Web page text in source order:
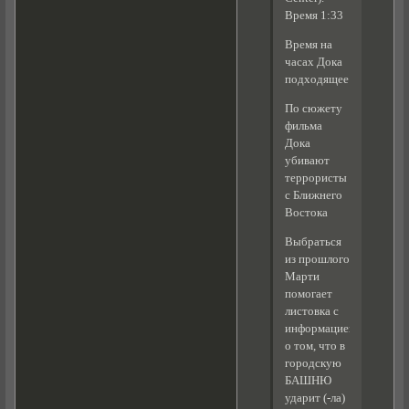
Время 1:33
Время на
часах Дока
подходящее
По сюжету
фильма
Дока
убивают
террористы
с Ближнего
Востока
Выбраться
из прошлого
Марти
помогает
листовка с
информацией
о том, что в
городскую
БАШНЮ
ударит (-ла)